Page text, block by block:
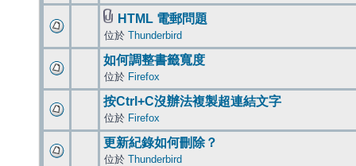
HTML 電郵問題
位於 Thunderbird
如何調整書籤寬度
位於 Firefox
按Ctrl+C沒辦法複製超連結文字
位於 Firefox
更新紀錄如何刪除？
位於 Thunderbird